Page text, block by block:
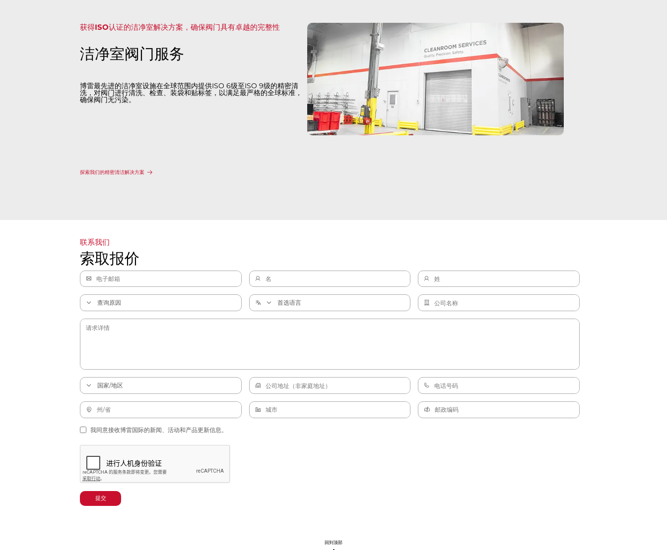
获得ISO认证的洁净室解决方案，确保阀门具有卓越的完整性
洁净室阀门服务
博雷最先进的洁净室设施在全球范围内提供ISO 6级至ISO 9级的精密清
洗，对阀门进行清洗、检查、装袋和贴标签，以满足最严格的全球标准，
确保阀门无污染。
探索我们的精密清洁解决方案
联系我们
索取报价
我同意接收博雷国际的新闻、活动和产品更新信息。
提交
回到顶部